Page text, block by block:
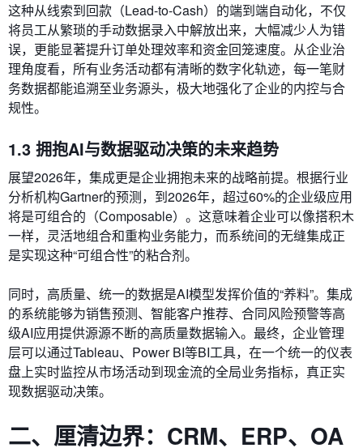
这种从线索到回款（Lead-to-Cash）的端到端自动化，不仅
将员工从繁琐的手动数据录入中解放出来，大幅减少人为错
误，更能显著提升订单处理效率和资金回笼速度。从企业治
理角度看，所有业务活动都有清晰的数字化轨迹，每一笔财
务数据都能追溯至业务源头，极大地强化了企业的内控与合
规性。
1.3 拥抱AI与数据驱动决策的未来趋势
展望2026年，集成更是企业拥抱未来的战略前提。根据行业
分析机构Gartner的预测，到2026年，超过60%的企业级应用
将是可组合的（Composable）。这意味着企业可以像搭积木
一样，灵活地组合和重构业务能力，而系统间的无缝集成正
是实现这种“可组合性”的粘合剂。
同时，高质量、统一的数据是AI模型发挥价值的“养料”。集成
的系统能够为销售预测、智能客户推荐、合同风险预警等高
级AI应用提供源源不断的高质量数据输入。最终，企业管理
层可以通过Tableau、Power BI等BI工具，在一个统一的仪表
盘上实时监控从市场活动到现金流的全局业务指标，真正实
现数据驱动决策。
二、厘清边界：CRM、ERP、OA